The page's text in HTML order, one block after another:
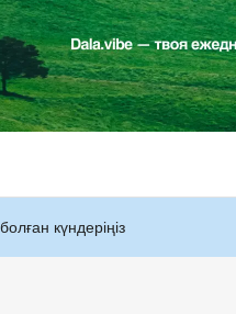
күндеріңіз